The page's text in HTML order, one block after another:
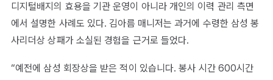
디지털배지의 효용을 기관 운영이 아니라 개인의 이력 관리 측면
에서 설명한 사례도 있다. 김아름 매니저는 과거에 수령한 삼성 봉
사리더상 상패가 소실된 경험을 근거로 들었다.
“예전에 삼성 회장상을 받은 적이 있습니다. 봉사 시간 600시간